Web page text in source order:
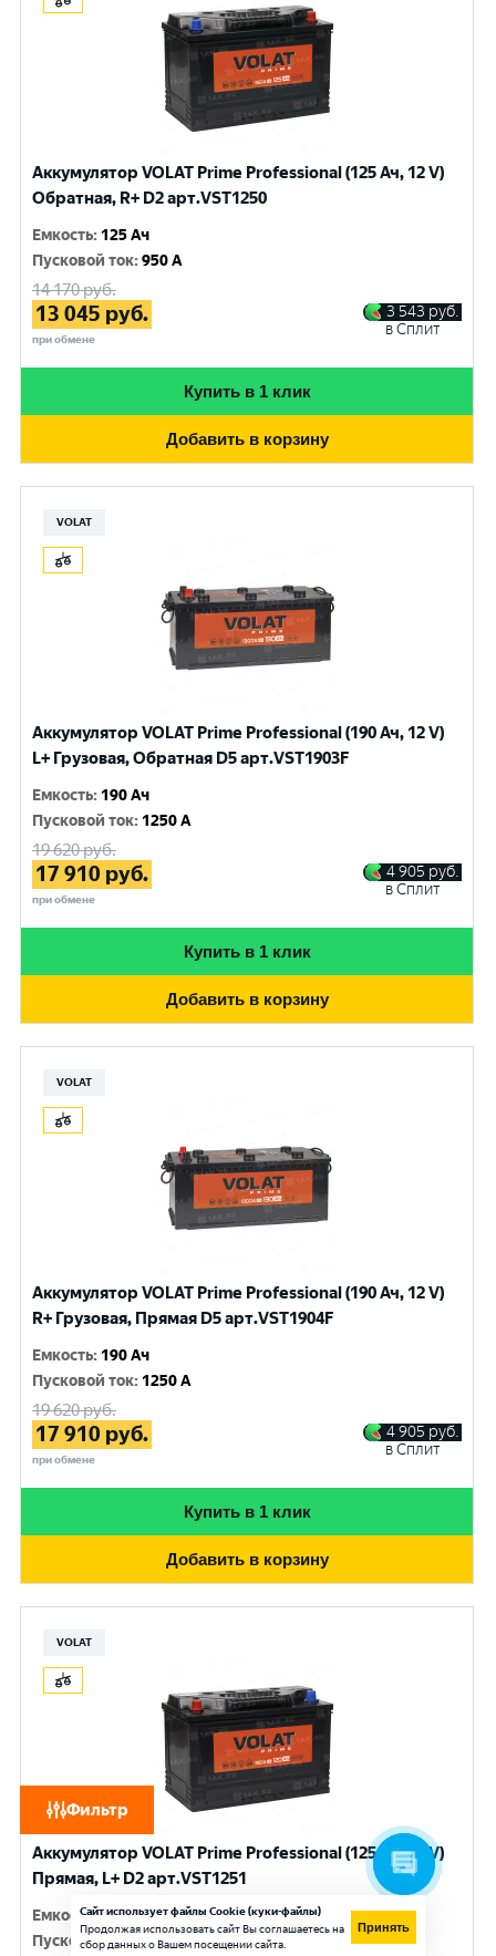
Фильтр
Аккумулятор VOLAT Prime Professional (125 Ач, 12 V)
Обратная, R+ D2 арт.VST1250
Емкость: 125 Ач
Пусковой ток:950 A
14 170руб.
13 045 руб.
при обмене
3 543 руб.
в Сплит
Купить в 1 клик
Добавить в корзину
VOLAT
Аккумулятор VOLAT Prime Professional (190 Ач, 12 V)
L+ Грузовая, Обратная D5 арт.VST1903F
Емкость: 190 Ач
Пусковой ток: 1250 A
19 620руб.
17 910 руб.
при обмене
4 905 руб.
в Сплит
Купить в 1 клик
Добавить в корзину
VOLAT
Аккумулятор VOLAT Prime Professional (190 Ач, 12 V)
R+ Грузовая, Прямая D5 арт.VST1904F
Емкость: 190 Ач
Пусковой ток: 1250 A
19 620руб.
17 910 руб.
при обмене
4 905 руб.
в Сплит
Купить в 1 клик
Добавить в корзину
VOLAT
Аккумулятор VOLAT Prime Professional (125 Ач, 12 V)
Прямая, L+ D2 арт.VST1251
Емкость:125 Ач
Пусковой ток:950 A
Сайт использует файлы Cookie (куки-файлы)
Продолжая использовать сайт Вы соглашаетесь на
сбор данных о Вашем посещении сайта.
Принять